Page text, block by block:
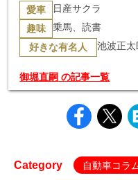
愛車 日産サクラ
趣味 乗馬、読書
好きな有名人 池波正
御堀直嗣 の記事一覧
Category 自動車コラ